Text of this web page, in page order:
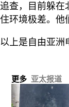
追查，目前躲在
住环境极差。他
以上是自由亚洲
更多 亚太报道